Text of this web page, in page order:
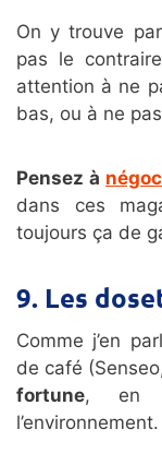
On y trouve
pas le
attention à ne
bas, ou à ne
Pensez à
dans ces
toujours ça de
9. Les
Comme j’en
de café
fortune, en
l’environnement.